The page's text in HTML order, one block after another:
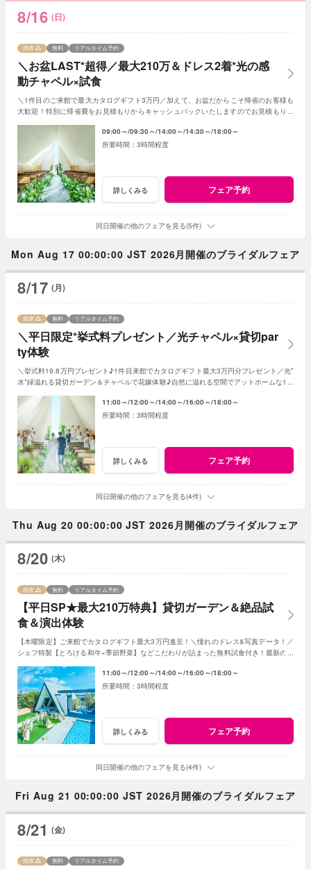
8/16 (日)
＼お盆LAST*超得／最大210万＆ドレス2着*光の感
動チャペル×試食
残席 無料 リアルタイム予約
＼1件目のご来館で最大カタログギフト3万円／加えて、お盆だからこそ帰省のお客様も
大歓迎！特別に帰省費をお見積もりからキャッシュバックいたしますのでお見積もり作
09:00～ 09:30～ 14:00～ 14:30～ 18:00～
3時間程度
詳しくみる フェア予約
同日開催の他のフェアを見る(5件)
Mon Aug 17 00:00:00 JST 2026月開催のブライダルフェア
8/17 (月)
＼平日限定*挙式料プレゼント／光チャペル×貸切par
ty体験
残席 無料 リアルタイム予約
＼挙式料19.8万円プレゼント♪1件目来館でカタログギフト最大3万円分プレゼント／光*
水*緑溢れる貸切ガーデン＆チャペルで花嫁体験♪自然に溢れる空間でアットホームな1日
11:00～ 12:00～ 14:00～ 16:00～ 18:00～
3時間程度
詳しくみる フェア予約
同日開催の他のフェアを見る(4件)
Thu Aug 20 00:00:00 JST 2026月開催のブライダルフェア
8/20 (木)
【平日SP★最大210万特典】貸切ガーデン＆絶品試
食＆演出体験
残席 無料 リアルタイム予約
【木曜限定】ご来館でカタログギフト最大3万円進呈！＼憧れのドレス&写真データ！／
シェフ特製【とろける和牛×季節野菜】などこだわりが詰まった無料試食付き！最新のマ
11:00～ 12:00～ 14:00～ 16:00～ 18:00～
3時間程度
詳しくみる フェア予約
同日開催の他のフェアを見る(4件)
Fri Aug 21 00:00:00 JST 2026月開催のブライダルフェア
8/21 (金)
残席 無料 リアルタイム予約